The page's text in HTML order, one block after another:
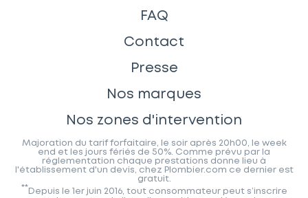
FAQ
Contact
Presse
Nos marques
Nos zones d'intervention
Majoration du tarif forfaitaire, le soir après 20h00, le week
end et les jours fériés de 50%. Comme prévu par la
réglementation chaque prestations donne lieu à
l'établissement d'un devis, chez Plombier.com ce dernier est
gratuit.
** Depuis le 1er juin 2016, tout consommateur peut s’inscrire